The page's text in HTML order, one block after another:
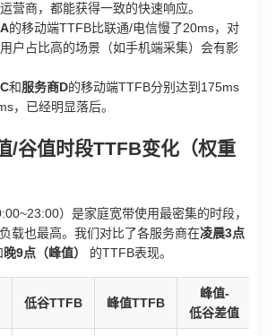
营商，都能获得一致的快速响应。
的移动端TTFB比联通/电信慢了20ms，对
户占比高的场景（如手机端采集）会有影
和服务商D的移动端TTFB分别达到175ms
，已经明显落后。
/谷值时段TTFB变化（权重
）是家庭宽带使用最密集的时段，
载也最高。我们对比了各服务商在凌晨3点
晚9点（峰值） 的TTFB表现。
低谷TTFB 峰值TTFB
峰值-
低谷差值